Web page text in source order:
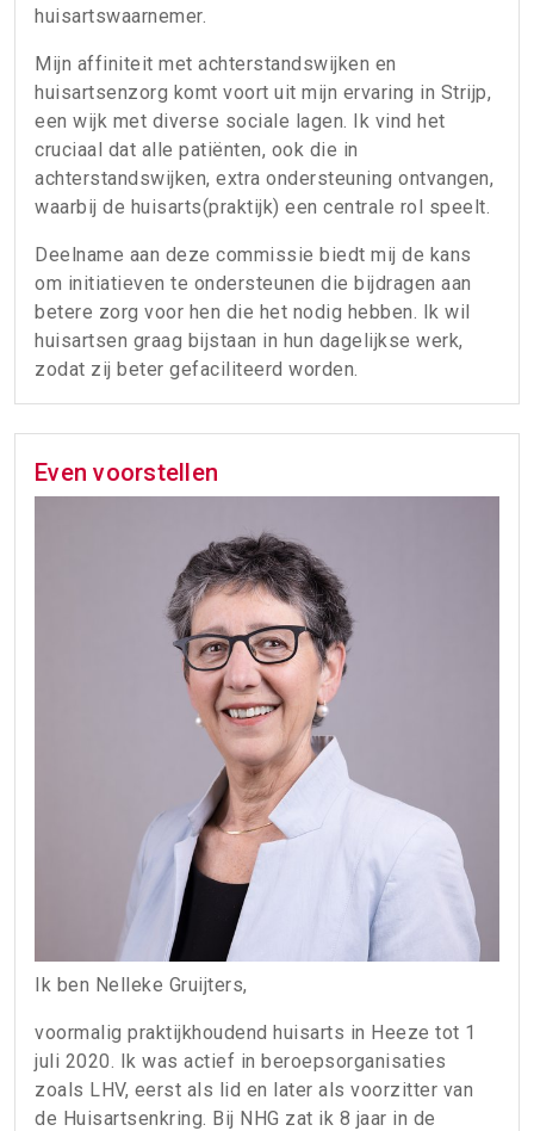
huisartswaarnemer.
Mijn affiniteit met achterstandswijken en
huisartsenzorg komt voort uit mijn ervaring in Strijp,
een wijk met diverse sociale lagen. Ik vind het
cruciaal dat alle patiënten, ook die in
achterstandswijken, extra ondersteuning ontvangen,
waarbij de huisarts(praktijk) een centrale rol speelt.
Deelname aan deze commissie biedt mij de kans
om initiatieven te ondersteunen die bijdragen aan
betere zorg voor hen die het nodig hebben. Ik wil
huisartsen graag bijstaan in hun dagelijkse werk,
zodat zij beter gefaciliteerd worden.
Even voorstellen
Ik ben Nelleke Gruijters,
voormalig praktijkhoudend huisarts in Heeze tot 1
juli 2020. Ik was actief in beroepsorganisaties
zoals LHV, eerst als lid en later als voorzitter van
de Huisartsenkring. Bij NHG zat ik 8 jaar in de